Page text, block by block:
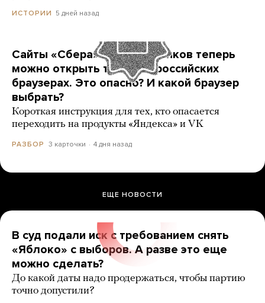
ИСТОРИИ 5 дней назад
Сайты «Сбера» и других банков теперь
можно открыть только в российских
браузерах. Это опасно? И какой браузер
выбрать?
Короткая инструкция для тех, кто опасается
переходить на продукты «Яндекса» и VK
РАЗБОР 3 карточки 4 дня назад
ЕЩЕ НОВОСТИ
В суд подали иск с требованием снять
«Яблоко» с выборов. А разве это еще
можно сделать?
До какой даты надо продержаться, чтобы партию
точно допустили?